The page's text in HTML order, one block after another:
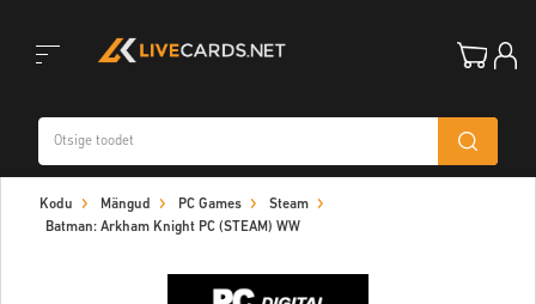
navigation
Kodu Mängud PC Games
Steam
Batman: Arkham Knight PC (STEAM) WW